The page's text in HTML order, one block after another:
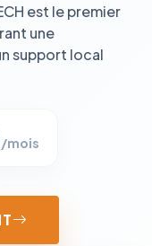
est le premier
une
support local
/mois